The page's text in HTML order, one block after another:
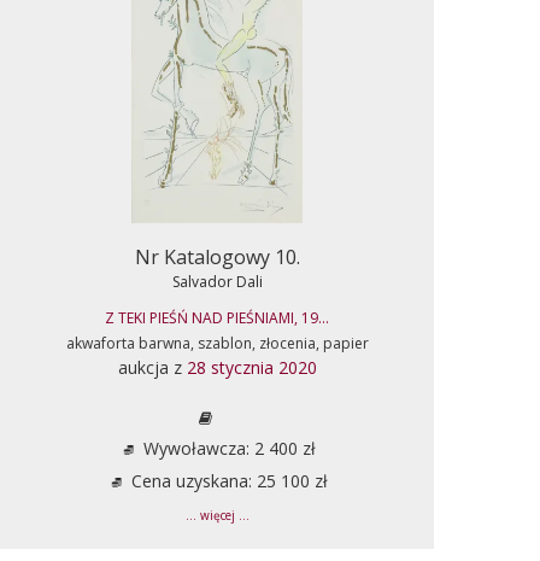
Nr Katalogowy 10.
Salvador Dali
Z TEKI PIEŚŃ NAD PIEŚNIAMI, 19...
akwaforta barwna, szablon, złocenia, papier
aukcja z 28 stycznia 2020
Wywoławcza: 2 400 zł
Cena uzyskana: 25 100 zł
... więcej ...